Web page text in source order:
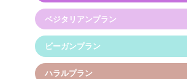
ベジタリアンプラン
ビーガンプラン
ハラルプラン